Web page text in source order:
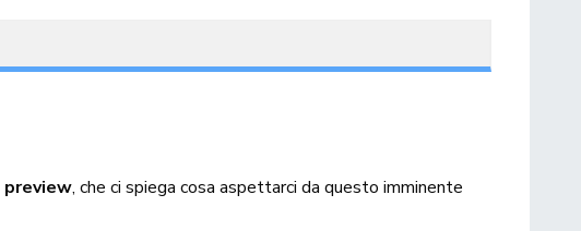
preview, che ci spiega cosa aspettarci da questo imminente